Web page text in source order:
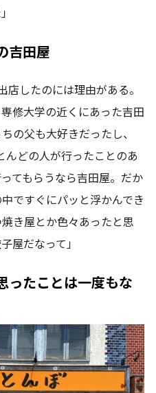
吉田屋
店したのには理由がある。
修大学の近くにあった吉田
の父も大好きだったし、
んどの人が行ったことのあ
てもらうなら吉田屋。だか
ですぐにパッと浮かんでき
き屋とか色々あったと思
屋だなって」
ったことは一度もな